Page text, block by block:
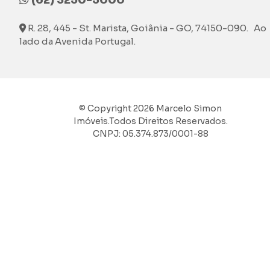
R. 28, 445 - St. Marista, Goiânia - GO, 74150-090. Ao
lado da Avenida Portugal.
© Copyright 2026 Marcelo Simon
Imóveis.Todos Direitos Reservados.
CNPJ: 05.374.873/0001-88